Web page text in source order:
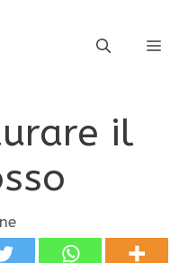
il